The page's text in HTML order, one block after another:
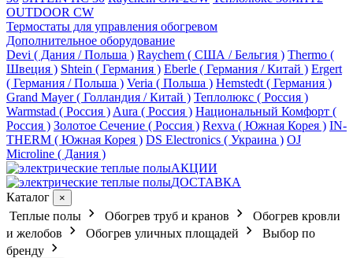
OUTDOOR CW
Термостаты для управления обогревом
Дополнительное оборудование
Devi ( Дания / Польша ) Raychem ( США / Бельгия ) Thermo (
Швеция ) Shtein ( Германия ) Eberle ( Германия / Китай ) Ergert
( Германия / Польша ) Veria ( Польша ) Hemstedt ( Германия )
Grand Mayer ( Голландия / Китай ) Теплолюкс ( Россия )
Warmstad ( Россия ) Aura ( Россия ) Национальный Комфорт (
Россия ) Золотое Сечение ( Россия ) Rexva ( Южная Корея ) IN-
THERM ( Южная Корея ) DS Electronics ( Украина ) OJ
Microline ( Дания )
АКЦИИ
ДОСТАВКА
Каталог
×
Теплые полы Обогрев труб и кранов
Обогрев кровли
и желобов
Обогрев уличных площадей
Выбор по
бренду